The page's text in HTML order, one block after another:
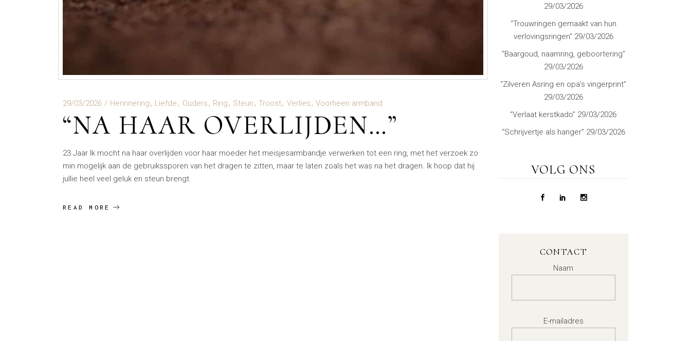
29/03/2026 Herinnering Liefde Ouders Ring Steun Troost Verlies Voorheen armband
“NA HAAR OVERLIJDEN…”
23 Jaar Ik mocht na haar overlijden voor haar moeder het meisjesarmbandje verwerken tot een ring, met het verzoek zo
min mogelijk aan de gebruikssporen van het dragen te zitten, maar te laten zoals het was na het dragen. Ik hoop dat hij
jullie heel veel geluk en steun brengt
READ MORE
29/03/2026
“Trouwringen gemaakt van hun
verlovingsringen” 29/03/2026
“Baargoud, naamring, geboortering”
29/03/2026
“Zilveren Asring en opa’s vingerprint”
29/03/2026
“Verlaat kerstkado” 29/03/2026
“Schrijvertje als hanger” 29/03/2026
VOLG ONS
CONTACT
Naam
E-mailadres